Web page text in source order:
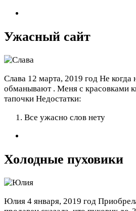
Ужасный сайт
Слава 12 марта, 2019 год Не когда
обманывают . Меня с красовками
тапочки Недостатки:
Все ужасно слов нету
Холодные пуховики
Юлия 4 января, 2019 год